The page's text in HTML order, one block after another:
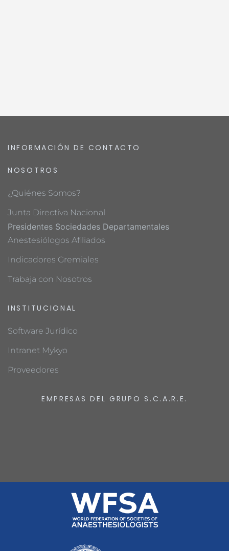
INFORMACIÓN DE CONTACTO
NOSOTROS
¿Quiénes Somos?
Junta Directiva Nacional
Presidentes Sociedades Departamentales
Anestesiólogos Afiliados
Indicadores Gremiales
Trabaja con Nosotros
INSTITUCIONAL
Software Jurídico
Intranet Mykyo
Proveedores
EMPRESAS DEL GRUPO S.C.A.R.E.